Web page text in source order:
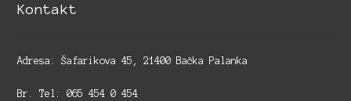
Kontakt
Adresa: Šafarikova 45, 21400 Bačka Palanka
Br. Tel: 065 454 0 454